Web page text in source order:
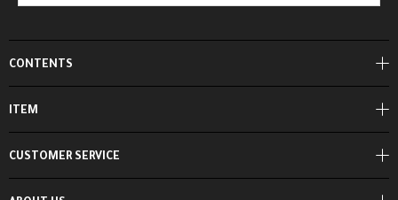
CONTENTS
ITEM
CUSTOMER SERVICE